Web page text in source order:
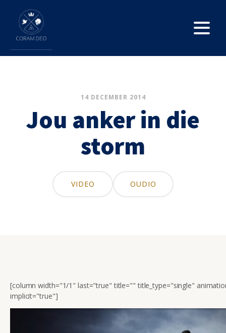
14 DECEMBER 2014
Jou anker in die
storm
VIDEO OUDIO
[column width="1/1" last="true" title="" title_type="single"
implicit="true"]